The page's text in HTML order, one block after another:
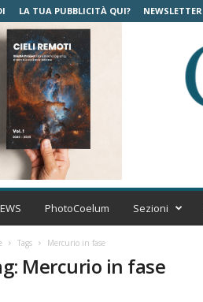
LA TUA PUBBLICITÀ QUI? NEWSLETTER
C
m
PhotoCoelum Sezioni
Tags Mercurio in fase
Mercurio in fase